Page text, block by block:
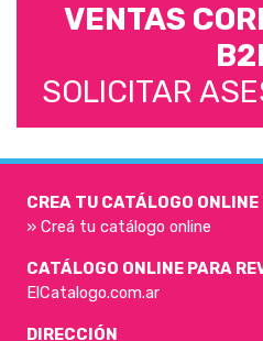
VENTAS
SOLICITAR
CREA TU CATÁLOGO ONLINE
» Creá tu catálogo online
CATÁLOGO ONLINE PARA
ElCatalogo.com.ar
DIRECCIÓN